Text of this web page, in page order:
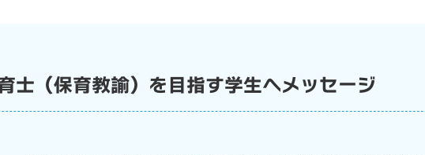
士（保育教諭）を目指す学生へメッセージ